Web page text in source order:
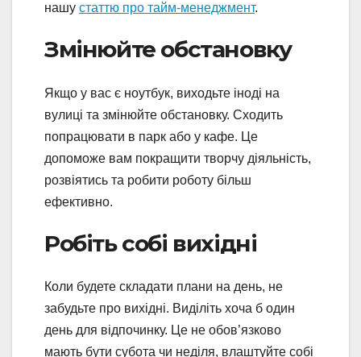
нашу статтю про тайм-менеджмент.
Змінюйте обстановку
Якщо у вас є ноутбук, виходьте іноді на
вулиці та змінюйте обстановку. Сходить
попрацювати в парк або у кафе. Це
допоможе вам покращити творчу діяльність,
розвіятись та робити роботу більш
ефективно.
Робіть собі вихідні
Коли будете складати плани на день, не
забудьте про вихідні. Виділіть хоча б один
день для відпочинку. Це не обов’язково
мають бути субота чи неділя, влаштуйте собі